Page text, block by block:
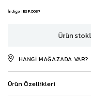
İndigo | ESF.0037
Ürün
HANGI MAĞAZADA VAR?
Ürün Özellikleri